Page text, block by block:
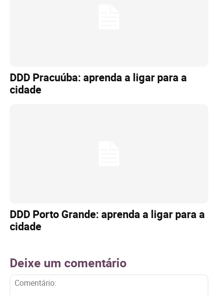
DDD Pracuúba: aprenda a ligar para a
cidade
DDD Porto Grande: aprenda a ligar para a
cidade
Deixe um comentário